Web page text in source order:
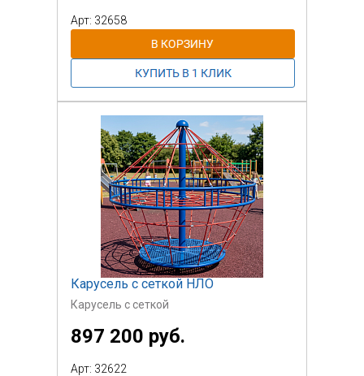
Арт: 32658
Карусель с сеткой НЛО
Карусель с сеткой
897 200 руб.
Арт: 32622